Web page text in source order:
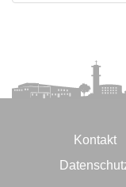
Kontakt